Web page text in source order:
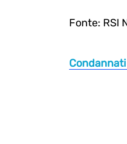
Fonte: RSI